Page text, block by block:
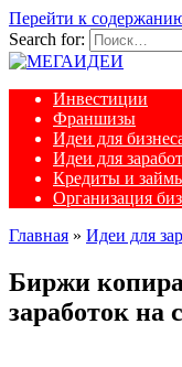
Перейти к
Search for:
Инвестиции
Франшизы
Идеи для
Идеи для
Кредиты и
Организация
Главная » Идеи для
Биржи
заработок на